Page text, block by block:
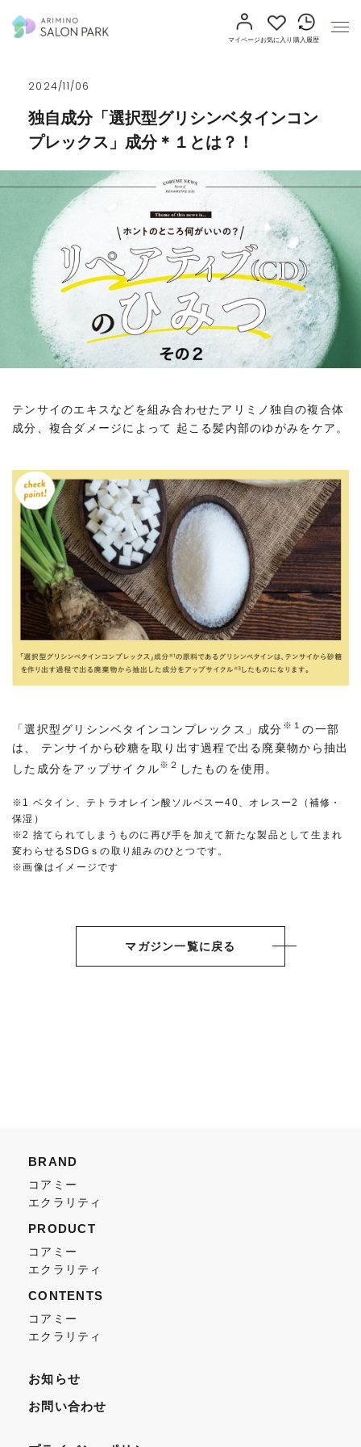
マイページお気に入り 購入履歴
2024/11/06
独自成分「選択型グリシンベタインコン
プレックス」成分＊１とは？！
テンサイのエキスなどを組み合わせたアリミノ独自の複合体
成分、複合ダメージによって 起こる髪内部のゆがみをケア。
「選択型グリシンベタインコンプレックス」成分 ※１ の一部
は、 テンサイから砂糖を取り出す過程で出る廃棄物から抽出
した成分をアップサイクル※２ したものを使用。
※1 ベタイン、テトラオレイン酸ソルベスー40、オレスー2（補修・
保湿）
※2 捨てられてしまうものに再び手を加えて新たな製品として生まれ
変わらせるSDGｓの取り組みのひとつです。
※画像はイメージです
マガジン一覧に戻る
BRAND
コアミー
エクラリティ
PRODUCT
コアミー
エクラリティ
CONTENTS
コアミー
エクラリティ
お知らせ
お問い合わせ